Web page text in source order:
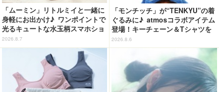
「ムーミン」リトルミイと一緒に
身軽にお出かけ♪ ワンポイントで
光るキュートな水玉柄スマホショ
ルダーが新登場！
2026.8.7
「モンチッチ」が“TENKYU”の着
ぐるみに♪ atmosコラボアイテム
登場！キーチェーン＆Tシャツを
展開
2026.8.6